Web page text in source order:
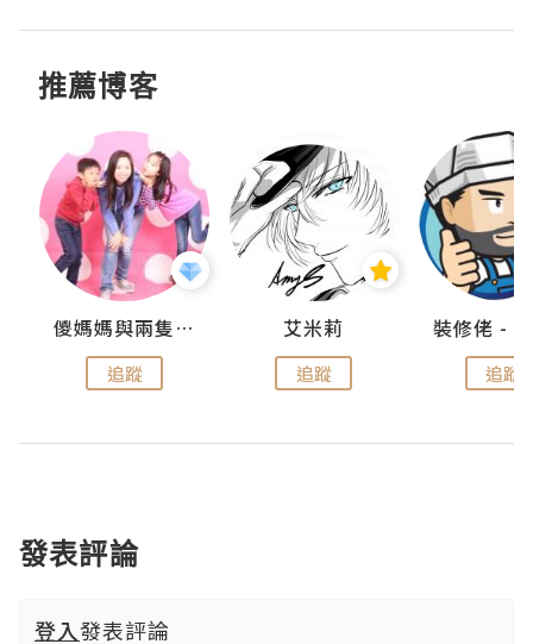
推薦博客
儍媽媽與兩隻小魔怪之家
追蹤
艾米莉
追蹤 追蹤
發表評論
登入發表評論